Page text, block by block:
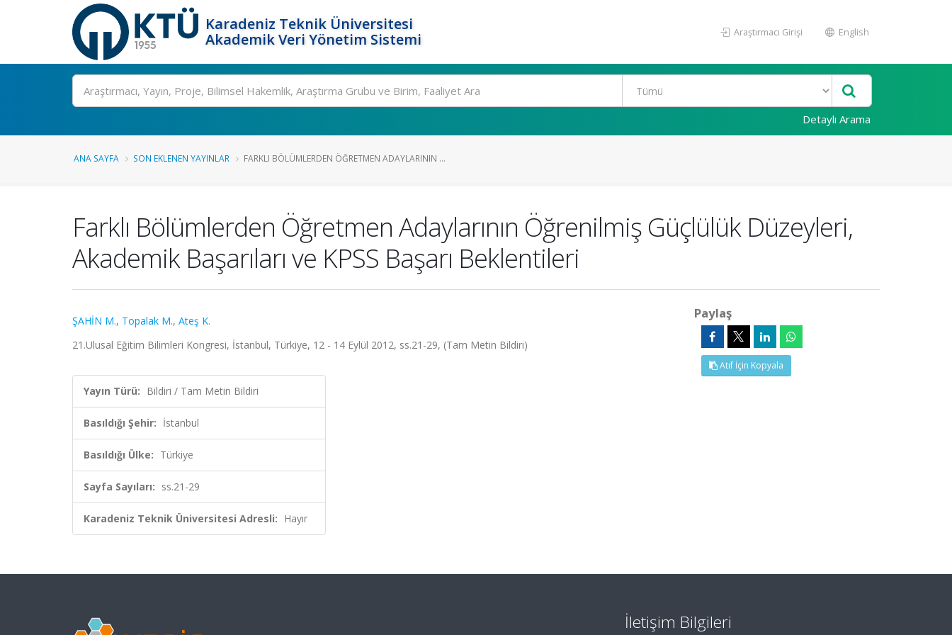
Karadeniz Teknik Üniversitesi
Akademik Veri Yönetim Sistemi
Araştırmacı Girişi English
Ara
Detaylı Arama
ANA SAYFA SON EKLENEN YAYINLAR FARKLI BÖLÜMLERDEN ÖĞRETMEN ADAYLARININ ...
Farklı Bölümlerden Öğretmen Adaylarının Öğrenilmiş Güçlülük Düzeyleri,
Akademik Başarıları ve KPSS Başarı Beklentileri
ŞAHİN M., Topalak M., Ateş K.
21.Ulusal Eğitim Bilimleri Kongresi, İstanbul, Türkiye, 12 - 14 Eylül 2012, ss.21-29, (Tam Metin Bildiri)
Yayın Türü: Bildiri / Tam Metin Bildiri
Basıldığı Şehir: İstanbul
Basıldığı Ülke: Türkiye
Sayfa Sayıları: ss.21-29
Karadeniz Teknik Üniversitesi Adresli: Hayır
Paylaş
Atıf İçin Kopyala
İletişim Bilgileri